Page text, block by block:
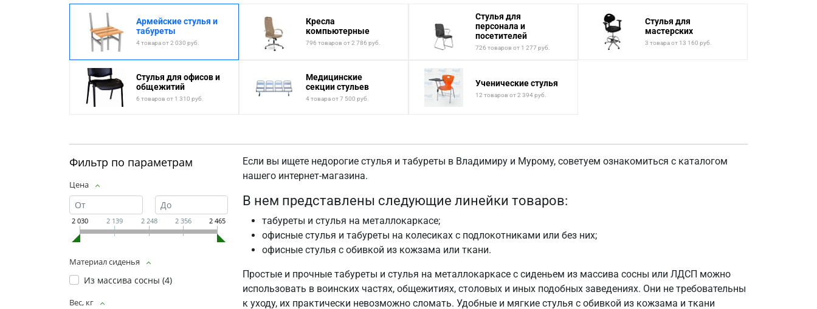
Армейские стулья и
табуреты
4 товара от 2 030 руб.
Кресла
компьютерные
796 товаров от 2 786 руб.
Стулья для
персонала и
посетителей
726 товаров от 1 277 руб.
Стулья для
мастерских
3 товара от 13 160 руб.
Стулья для офисов и
общежитий
6 товаров от 1 310 руб.
Медицинские
секции стульев
4 товара от 7 500 руб.
Ученические стулья
12 товаров от 2 394 руб.
Фильтр по параметрам
Цена
2 030 2 139 2 248 2 356 2 465
Материал сиденья
Из массива сосны (4)
Вес, кг
Если вы ищете недорогие стулья и табуреты в Владимиру и Мурому, советуем ознакомиться с каталогом
нашего интернет-магазина.
В нем представлены следующие линейки товаров:
табуреты и стулья на металлокаркасе;
офисные стулья и табуреты на колесиках c подлокотниками или без них;
офисные стулья с обивкой из кожзама или ткани.
Простые и прочные табуреты и стулья на металлокаркасе с сиденьем из массива сосны или ЛДСП можно
использовать в воинских частях, общежитиях, столовых и иных подобных заведениях. Они не требовательны
к уходу, их практически невозможно сломать. Удобные и мягкие стулья с обивкой из кожзама и ткани